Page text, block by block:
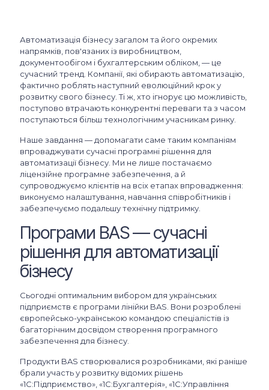
Автоматизація бізнесу загалом та його окремих
напрямків, пов'язаних із виробництвом,
документообігом і бухгалтерським обліком, — це
сучасний тренд. Компанії, які обирають автоматизацію,
фактично роблять наступний еволюційний крок у
розвитку свого бізнесу. Ті ж, хто ігнорує цю можливість,
поступово втрачають конкурентні переваги та з часом
поступаються більш технологічним учасникам ринку.
Наше завдання — допомагати саме таким компаніям
впроваджувати сучасні програмні рішення для
автоматизації бізнесу. Ми не лише постачаємо
ліцензійне програмне забезпечення, а й
супроводжуємо клієнтів на всіх етапах впровадження:
виконуємо налаштування, навчання співробітників і
забезпечуємо подальшу технічну підтримку.
Програми BAS — сучасні
рішення для автоматизації
бізнесу
Сьогодні оптимальним вибором для українських
підприємств є програми лінійки BAS. Вони розроблені
європейсько-українською командою спеціалістів із
багаторічним досвідом створення програмного
забезпечення для бізнесу.
Продукти BAS створювалися розробниками, які раніше
брали участь у розвитку відомих рішень
«1С:Підприємство», «1С:Бухгалтерія», «1С:Управління